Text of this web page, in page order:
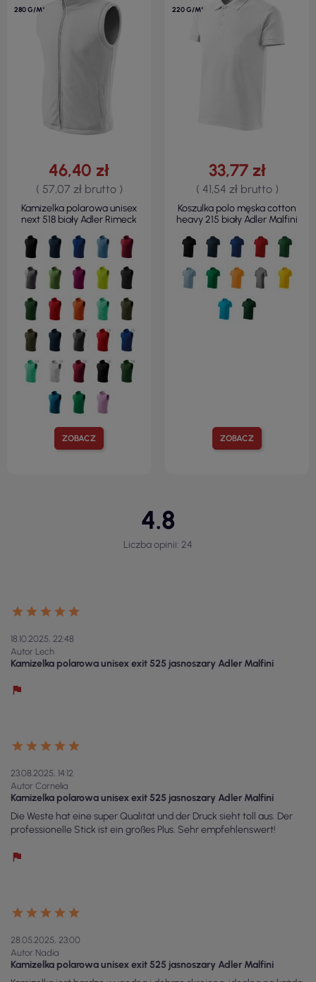
280 G/M²
ZOBACZ
46,40 zł
( 57,07 zł brutto )
Kamizelka polarowa unisex
next 518 biały Adler Rimeck
220 G/M²
ZOBACZ
33,77 zł
( 41,54 zł brutto )
Koszulka polo męska cotton
heavy 215 biały Adler Malfini
4.8
Liczba opinii: 24
18.10.2025, 22:48
Autor Lech
Kamizelka polarowa unisex exit 525 jasnoszary Adler Malfini
23.08.2025, 14:12
Autor Cornelia
Kamizelka polarowa unisex exit 525 jasnoszary Adler Malfini
Die Weste hat eine super Qualität und der Druck sieht toll aus. Der
professionelle Stick ist ein großes Plus. Sehr empfehlenswert!
28.05.2025, 23:00
Autor Nadia
Kamizelka polarowa unisex exit 525 jasnoszary Adler Malfini